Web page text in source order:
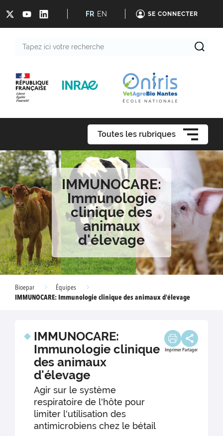
FR EN SE CONNECTER
Toutes les rubriques
IMMUNOCARE:
Immunologie
clinique des
animaux
d'élevage
Bioepar
Équipes
IMMUNOCARE: Immunologie clinique des animaux d'élevage
IMMUNOCARE:
Immunologie clinique
des animaux
d'élevage
Agir sur le système
respiratoire de l'hôte pour
limiter l'utilisation des
antimicrobiens chez le bétail
Imprimer Partager